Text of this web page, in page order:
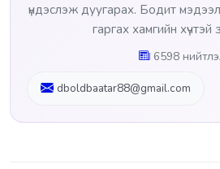
үндэслэж дуугарах. Бодит
гаргах хамгийн хүчтэй
6598
dboldbaatar88@gmail.com